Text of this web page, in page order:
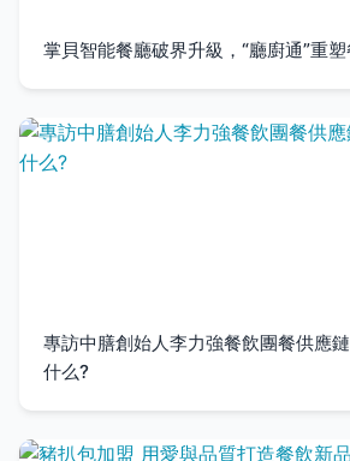
掌貝智能餐廳破界升級，“廳廚通”重
專訪中膳創始人李力強餐飲團餐供應
什么?